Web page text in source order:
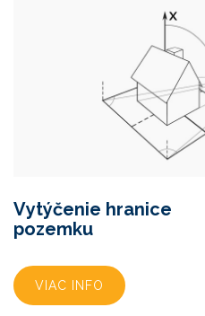
Vytýčenie hranice
pozemku
VIAC INFO